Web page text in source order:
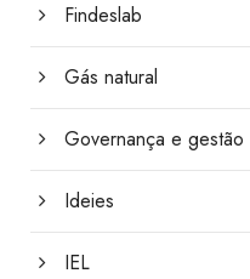
Findeslab
Gás natural
Governança e gestão
Ideies
IEL